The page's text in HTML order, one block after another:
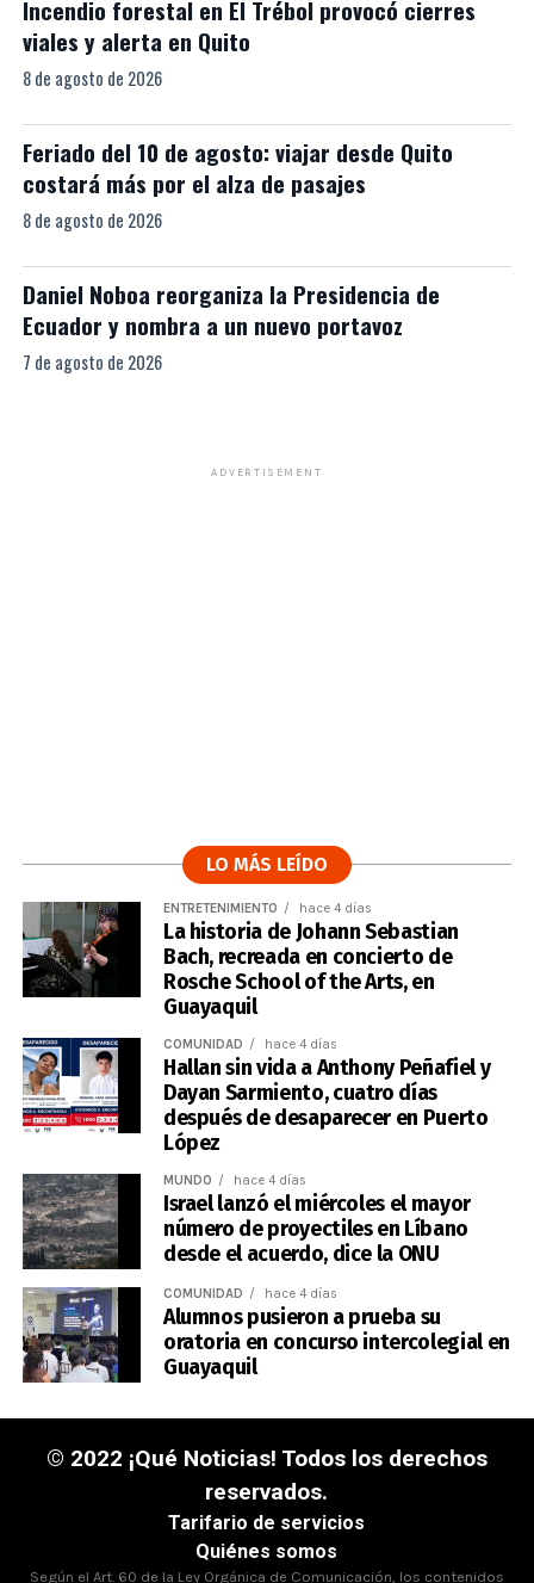
Incendio forestal en El Trébol provocó cierres
viales y alerta en Quito
8 de agosto de 2026
Feriado del 10 de agosto: viajar desde Quito
costará más por el alza de pasajes
8 de agosto de 2026
Daniel Noboa reorganiza la Presidencia de
Ecuador y nombra a un nuevo portavoz
7 de agosto de 2026
ADVERTISEMENT
LO MÁS LEÍDO
ENTRETENIMIENTO hace 4 días
La historia de Johann Sebastian
Bach, recreada en concierto de
Rosche School of the Arts, en
Guayaquil
COMUNIDAD hace 4 días
Hallan sin vida a Anthony Peñafiel y
Dayan Sarmiento, cuatro días
después de desaparecer en Puerto
López
MUNDO hace 4 días
Israel lanzó el miércoles el mayor
número de proyectiles en Líbano
desde el acuerdo, dice la ONU
COMUNIDAD hace 4 días
Alumnos pusieron a prueba su
oratoria en concurso intercolegial en
Guayaquil
© 2022 ¡Qué Noticias! Todos los derechos
reservados.
Tarifario de servicios
Quiénes somos
Según el Art. 60 de la Ley Orgánica de Comunicación, los contenidos